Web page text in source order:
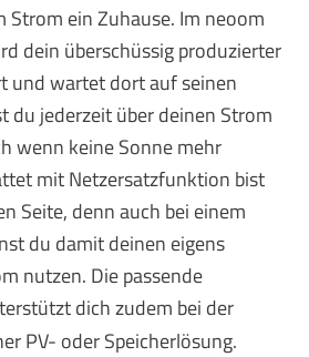
Strom ein Zuhause. Im neoom
dein überschüssig produzierter
und wartet dort auf seinen
du jederzeit über deinen Strom
wenn keine Sonne mehr
mit Netzersatzfunktion bist
Seite, denn auch bei einem
du damit deinen eigens
nutzen. Die passende
dich zudem bei der
PV- oder Speicherlösung.